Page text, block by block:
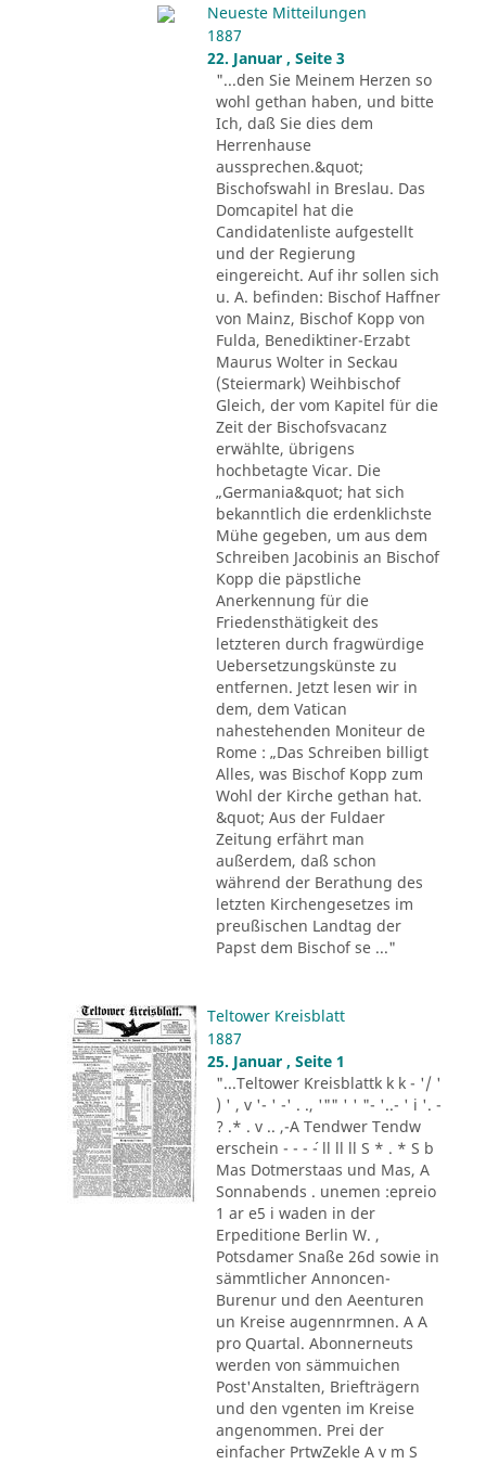
Neueste Mitteilungen
1887
22. Januar , Seite 3
"...den Sie Meinem Herzen so
wohl gethan haben, und bitte
Ich, daß Sie dies dem
Herrenhause
aussprechen.&quot;
Bischofswahl in Breslau. Das
Domcapitel hat die
Candidatenliste aufgestellt
und der Regierung
eingereicht. Auf ihr sollen sich
u. A. befinden: Bischof Haffner
von Mainz, Bischof Kopp von
Fulda, Benediktiner-Erzabt
Maurus Wolter in Seckau
(Steiermark) Weihbischof
Gleich, der vom Kapitel für die
Zeit der Bischofsvacanz
erwählte, übrigens
hochbetagte Vicar. Die
„Germania&quot; hat sich
bekanntlich die erdenklichste
Mühe gegeben, um aus dem
Schreiben Jacobinis an Bischof
Kopp die päpstliche
Anerkennung für die
Friedensthätigkeit des
letzteren durch fragwürdige
Uebersetzungskünste zu
entfernen. Jetzt lesen wir in
dem, dem Vatican
nahestehenden Moniteur de
Rome : „Das Schreiben billigt
Alles, was Bischof Kopp zum
Wohl der Kirche gethan hat.
&quot; Aus der Fuldaer
Zeitung erfährt man
außerdem, daß schon
während der Berathung des
letzten Kirchengesetzes im
preußischen Landtag der
Papst dem Bischof se ..."
Teltower Kreisblatt
1887
25. Januar , Seite 1
"...Teltower Kreisblattk k k - '/ '
) ' , v '- ' -' . ., '"" ' ' "- '..- ' i '. -
? .* . v .. ,-A Tendwer Tendw
erschein - - - ´- ll ll ll S * . * S b
Mas Dotmerstaas und Mas, A
Sonnabends . unemen :epreio
1 ar e5 i waden in der
Erpeditione Berlin W. ,
Potsdamer Snaße 26d sowie in
sämmtlicher Annoncen-
Burenur und den Aeenturen
un Kreise augennrmnen. A A
pro Quartal. Abonnerneuts
werden von sämmuichen
Post'Anstalten, Briefträgern
und den vgenten im Kreise
angenommen. Prei der
einfacher PrtwZekle A v m S